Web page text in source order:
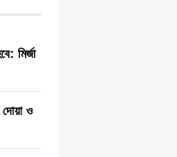
মির্জা
দোয়া ও